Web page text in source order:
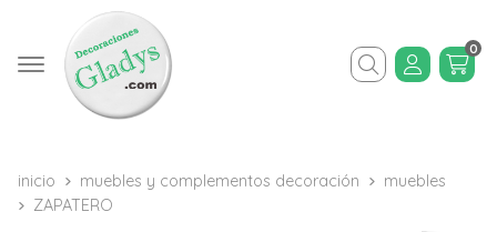
Buscar
0
inicio muebles y complementos decoración
muebles
ZAPATERO